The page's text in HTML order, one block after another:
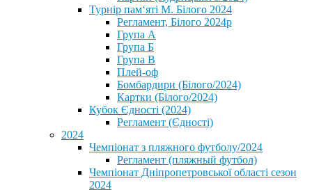
⁨Турнір пам‘яті М. Білого 2024⁩
Регламент, Білого 2024р
Група А
Група Б
Група В
Плей-оф
Бомбардири (Білого/2024)
Картки (Білого/2024)
Кубок Єдності (2024)
Регламент (Єдності)
2024
Чемпіонат з пляжного футболу/2024
Регламент (пляжный футбол)
Чемпіонат Дніпропетровської області сезон
2024